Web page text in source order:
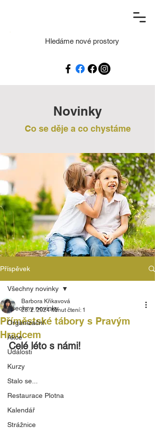
Hledáme nové prostory
Novinky
Co se děje a co chystáme
Příspěvek
Všechny novinky
Organizační
Akce
Události
Kurzy
Stalo se...
Restaurace Plotna
Kalendář
Strážnice
Všechny novinky
Příměstské tábory s Pravým
Hradcem
Barbora Křikavová
28. 2. 2024 Minut čtení: 1
Celé léto s námi!